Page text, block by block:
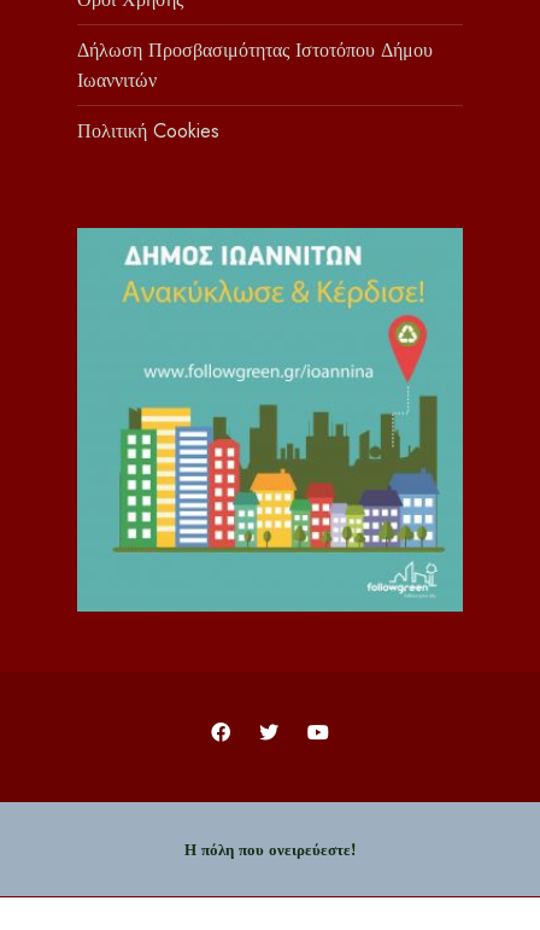
Δήλωση Προσβασιμότητας Ιστοτόπου Δήμου
Ιωαννιτών
Πολιτική Cookies
Η πόλη που ονειρεύεστε!